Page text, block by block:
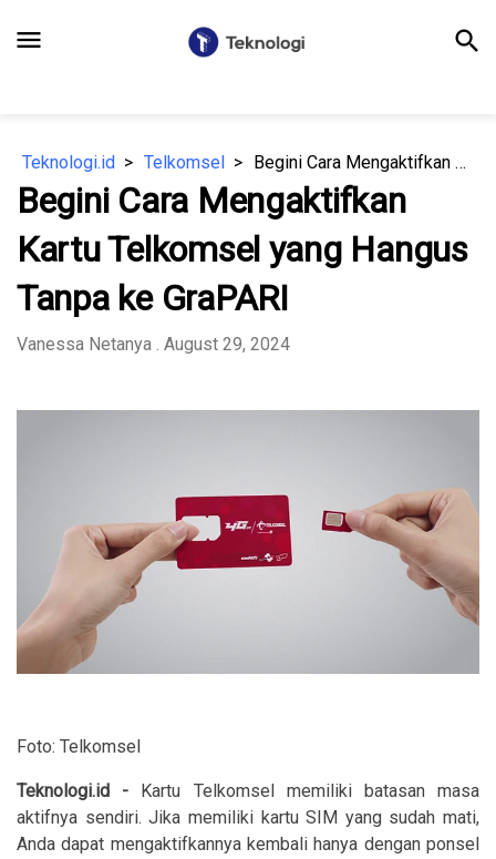
menu search
Teknologi.id Telkomsel Begini Cara Mengaktifkan Kartu Telkomsel yang Hangus Tanpa ke GraPARI
Begini Cara Mengaktifkan
Kartu Telkomsel yang Hangus
Tanpa ke GraPARI
Vanessa Netanya . August 29, 2024
Foto: Telkomsel
Teknologi.id - Kartu Telkomsel memiliki batasan masa
aktifnya sendiri. Jika memiliki kartu SIM yang sudah mati,
Anda dapat mengaktifkannya kembali hanya dengan ponsel